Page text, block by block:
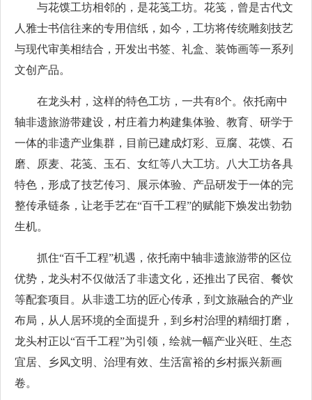
与花馍工坊相邻的，是花笺工坊。花笺，曾是古代文
人雅士书信往来的专用信纸，如今，工坊将传统雕刻技艺
与现代审美相结合，开发出书签、礼盒、装饰画等一系列
文创产品。
在龙头村，这样的特色工坊，一共有8个。依托南中
轴非遗旅游带建设，村庄着力构建集体验、教育、研学于
一体的非遗产业集群，目前已建成灯彩、豆腐、花馍、石
磨、原麦、花笺、玉石、女红等八大工坊。八大工坊各具
特色，形成了技艺传习、展示体验、产品研发于一体的完
整传承链条，让老手艺在“百千工程”的赋能下焕发出勃勃
生机。
抓住“百千工程”机遇，依托南中轴非遗旅游带的区位
优势，龙头村不仅做活了非遗文化，还推出了民宿、餐饮
等配套项目。从非遗工坊的匠心传承，到文旅融合的产业
布局，从人居环境的全面提升，到乡村治理的精细打磨，
龙头村正以“百千工程”为引领，绘就一幅产业兴旺、生态
宜居、乡风文明、治理有效、生活富裕的乡村振兴新画
卷。